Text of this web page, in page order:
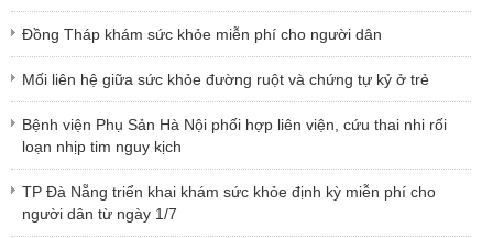
Đồng Tháp khám sức khỏe miễn phí cho người dân
Mối liên hệ giữa sức khỏe đường ruột và chứng tự kỷ ở trẻ
Bệnh viện Phụ Sản Hà Nội phối hợp liên viện, cứu thai nhi rối
loạn nhịp tim nguy kịch
TP Đà Nẵng triển khai khám sức khỏe định kỳ miễn phí cho
người dân từ ngày 1/7